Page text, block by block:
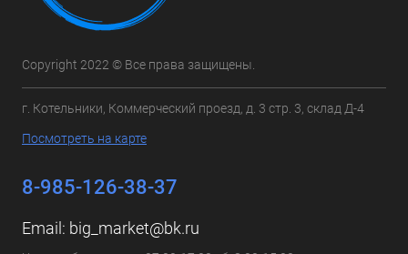
Copyright 2022 © Все права защищены.
г. Котельники, Коммерческий проезд, д. 3 стр. 3, склад Д-4
Посмотреть на карте
8-985-126-38-37
Email: big_market@bk.ru